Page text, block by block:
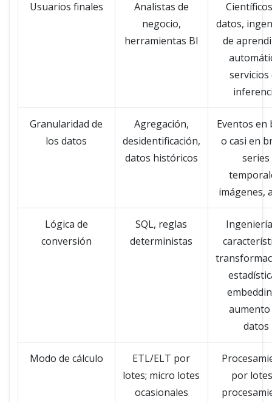
Usuarios finales
Analistas de
negocio,
herramientas BI
datos,
de
servicios
Granularidad de
los datos
Agregación,
desidentificación,
datos históricos
Eventos en
o casi en
series
imágenes,
Lógica de
conversión
SQL, reglas
deterministas
aumento
datos
Modo de cálculo
ETL/ELT por
lotes; micro lotes
ocasionales
por